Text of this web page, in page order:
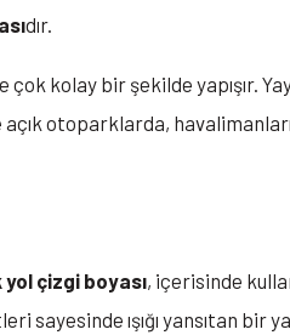
dır.
çok kolay bir şekilde yapışır.
açık otoparklarda,
çizgi boyası, içerisinde
sayesinde ışığı yansıtan